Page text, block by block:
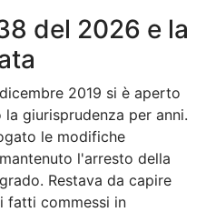
del 2026 e la
2019 si è aperto
giurisprudenza per anni.
le modifiche
l'arresto della
Restava da capire
fatti commessi in